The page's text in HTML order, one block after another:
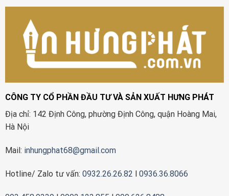
CÔNG TY CỔ PHẦN ĐẦU TƯ VÀ SẢN XUẤT HƯNG PHÁT
Địa chỉ: 142 Định Công, phường Định Công, quận Hoàng Mai,
Hà Nội
Mail: inhungphat68@gmail.com
Hotline/ Zalo tư vấn: 0932.26.26.82 l 0936.36.8066